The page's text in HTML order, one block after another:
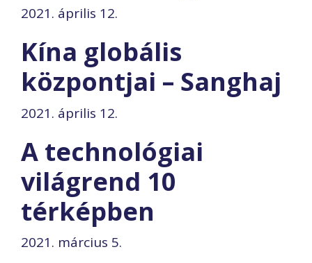
2021. április 12.
Kína globális
központjai – Sanghaj
2021. április 12.
A technológiai
világrend 10
térképben
2021. március 5.